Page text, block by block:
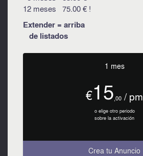
12 meses 75.00 € !
Extender = arriba
de listados
1 mes
€15 ,00 / pm
o elige otro periodo
sobre la activación
Crea tu Anuncio